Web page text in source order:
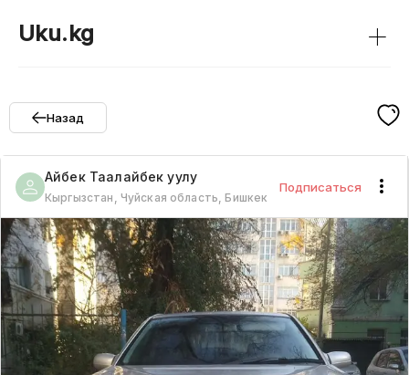
Uku.kg +
Назад
Айбек Таалайбек уулу
Кыргызстан, Чуйская область, Бишкек
Подписаться